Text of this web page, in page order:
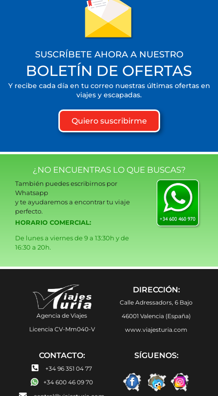
SUSCRÍBETE AHORA A NUESTRO
BOLETÍN DE OFERTAS
Y recibe cada día en tu correo nuestras últimas ofertas en
viajes y escapadas.
Quiero suscribirme
¿NO ENCUENTRAS LO QUE BUSCAS?
También puedes escribirnos por
Whatsapp
y te ayudaremos a encontrar tu viaje
perfecto.
HORARIO COMERCIAL:
De lunes a viernes de 9 a 13:30h y de
16:30 a 20h.
Agencia de Viajes
Licencia CV-Mm040-V
DIRECCIÓN:
Calle Adressadors, 6 Bajo
46001 Valencia (España)
www.viajesturia.com
CONTACTO:
+34 96 351 04 77
+34 600 46 09 70
SÍGUENOS: